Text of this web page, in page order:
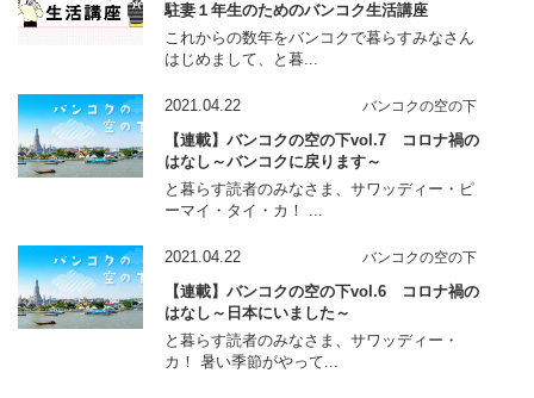
駐妻１年生のためのバンコク生活講座
これからの数年をバンコクで暮らすみなさん
はじめまして、と暮...
2021.04.22 バンコクの空の下
【連載】バンコクの空の下vol.7 コロナ禍の
はなし～バンコクに戻ります～
と暮らす読者のみなさま、サワッディー・ピ
ーマイ・タイ・カ！ ...
2021.04.22 バンコクの空の下
【連載】バンコクの空の下vol.6 コロナ禍の
はなし～日本にいました～
と暮らす読者のみなさま、サワッディー・
カ！ 暑い季節がやって...